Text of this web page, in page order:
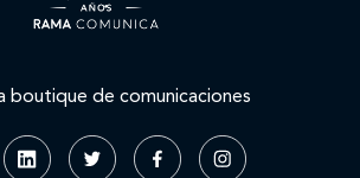
boutique de comunicaciones